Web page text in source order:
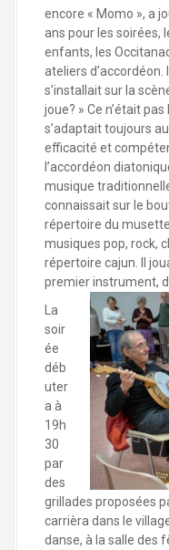
encore « Momo », a
ans pour les soirées,
enfants, les
ateliers
s’installait sur la
joue? » Ce n’était
s’adaptait toujours
efficacité et
l’accordéon
musique
connaissait sur le
répertoire du
musiques pop, rock,
répertoire cajun. Il
premier instrument,
La
soir
ée
déb
uter
a à
19h
30
par
des
grillades proposées
carrièra dans le
danse, à la salle des